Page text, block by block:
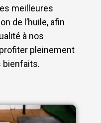
meilleures
de l’huile, afin
à nos
pleinement
bienfaits.